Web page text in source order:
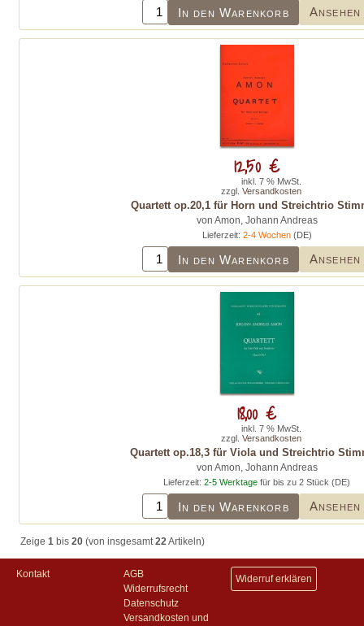
In den Warenkorb Ansehen
Quartett op.20,1 für Horn und Streichtrio
von Amon, Johann Andreas
Lieferzeit: 2-4 Wochen(DE)
In den Warenkorb Ansehen
12,50 €
inkl. 7 % MwSt.
zzgl. Versandkosten
Quartett op.18,3 für Viola und Streichtrio
von Amon, Johann Andreas
Lieferzeit: 2-5 Werktage für bis zu 2 Stück (DE)
In den Warenkorb Ansehen
18,00 €
inkl. 7 % MwSt.
zzgl. Versandkosten
Zeige 1 bis 20 (von insgesamt22Artikeln)
Kontakt
AGB
Widerrufsrecht
Datenschutz
Versandkosten und
Widerruf erklären